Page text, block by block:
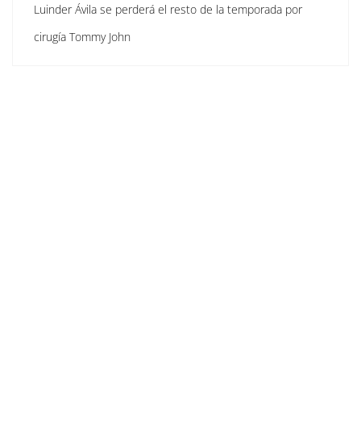
Luinder Ávila se perderá el resto de la temporada por
cirugía Tommy John